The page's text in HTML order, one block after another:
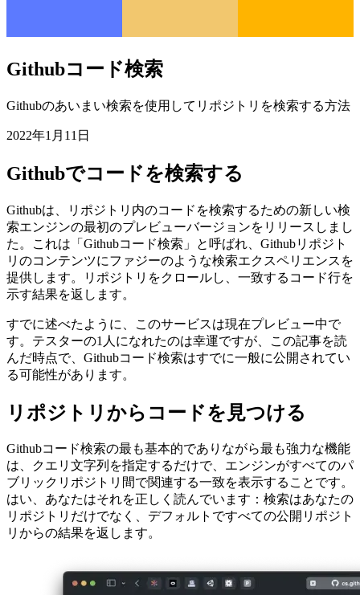
Githubコード検索
Githubのあいまい検索を使用してリポジトリを検索する方法
2022年1月11日
Githubでコードを検索する
Githubは、リポジトリ内のコードを検索するための新しい検
索エンジンの最初のプレビューバージョンをリリースしまし
た。これは「Githubコード検索」と呼ばれ、Githubリポジト
リのコンテンツにファジーのような検索エクスペリエンスを
提供します。リポジトリをクロールし、一致するコード行を
示す結果を返します。
す。テスターの1人になれたのは幸運ですが、この記事を読
る可能性があります。
リポジトリからコードを見つける
Githubコード検索の最も基本的でありながら最も強力な機能
は、クエリ文字列を指定するだけで、エンジンがすべてのパ
はい、あなたはそれを正しく読んでいます：検索はあなたの
リポジトリだけでなく、デフォルトですべての公開リポジト